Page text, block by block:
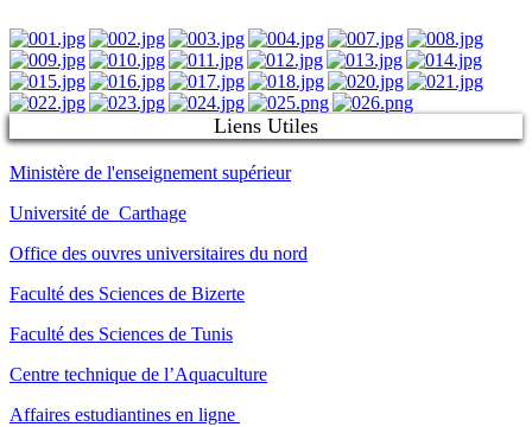
Liens Utiles
Ministère de l'enseignement supérieur
Université de Carthage
Office des ouvres universitaires du nord
Faculté des Sciences de Bizerte
Faculté des Sciences de Tunis
Centre technique de l’Aquaculture
Affaires estudiantines en ligne